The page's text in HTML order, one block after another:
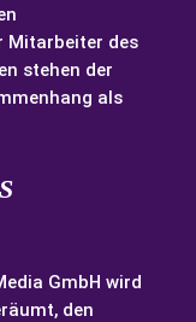
Mitarbeiter des
stehen der
als
GmbH wird
den